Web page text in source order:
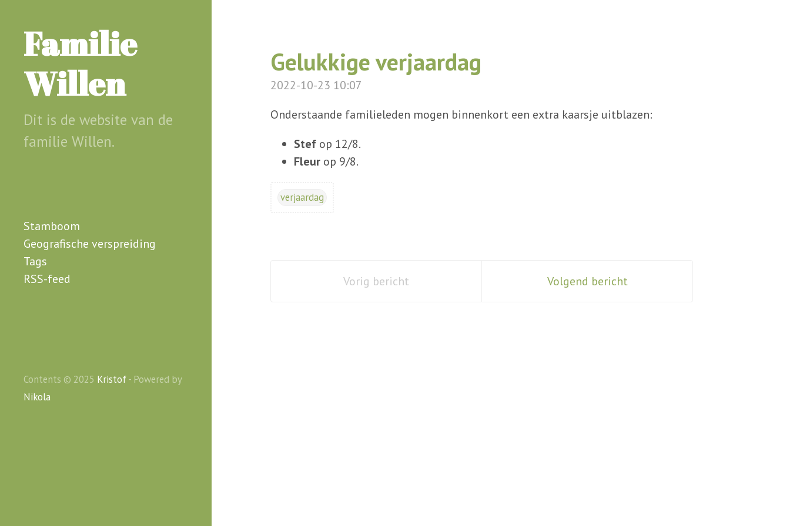
hoofdinhoud
Familie
Willen
Dit is de website van de
familie Willen.
Stamboom
Geografische verspreiding
Tags
RSS-feed
Contents © 2025 Kristof- Powered by
Nikola
Gelukkige verjaardag
2022-10-23 10:07
Onderstaande familieleden mogen binnenkort een extra kaarsje uitblazen:
Stef op 12/8.
Fleur op 9/8.
verjaardag
Vorig bericht Volgend bericht